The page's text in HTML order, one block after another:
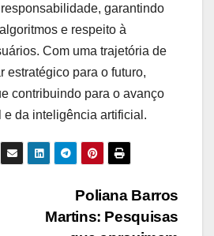
garantindo
e respeito à
Com uma trajetória de
estratégico para o futuro,
contribuindo para o avanço
e da inteligência artificial.
Poliana Barros
Martins: Pesquisas